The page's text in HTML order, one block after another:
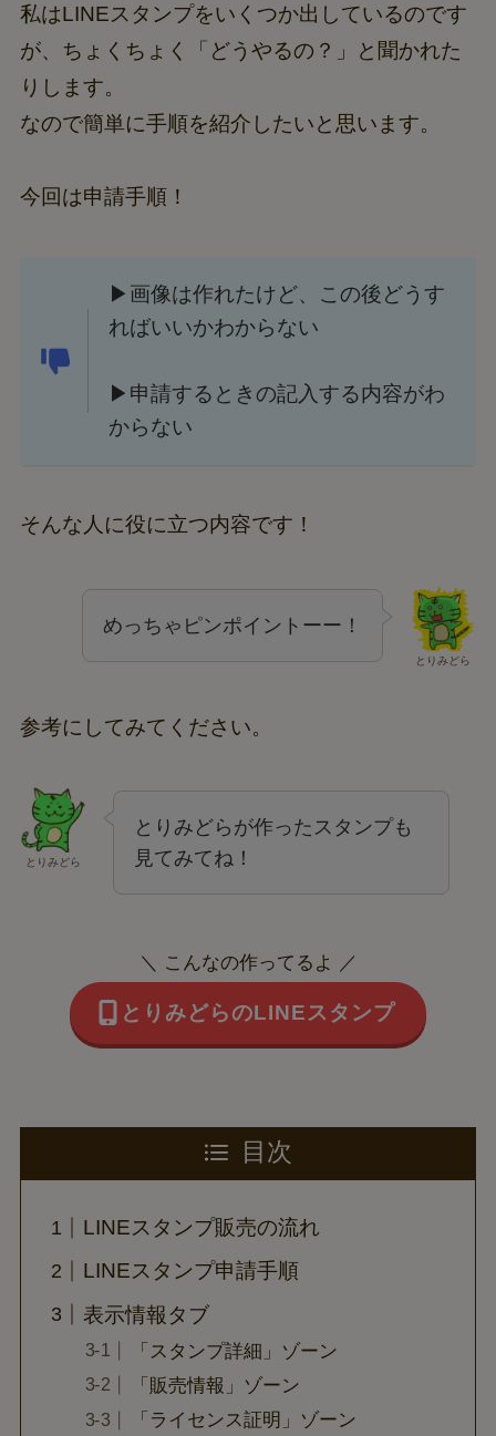
私はLINEスタンプをいくつか出しているのです
が、ちょくちょく「どうやるの？」と聞かれた
りします。
なので簡単に手順を紹介したいと思います。
今回は申請手順！
▶画像は作れたけど、この後どうす
ればいいかわからない
▶申請するときの記入する内容がわ
からない
そんな人に役に立つ内容です！
とりみどら
めっちゃピンポイントーー！
参考にしてみてください。
とりみどら
とりみどらが作ったスタンプも
見てみてね！
＼ こんなの作ってるよ ／
とりみどらのLINEスタンプ
目次
LINEスタンプ販売の流れ
LINEスタンプ申請手順
表示情報タブ
「スタンプ詳細」ゾーン
「販売情報」ゾーン
「ライセンス証明」ゾーン